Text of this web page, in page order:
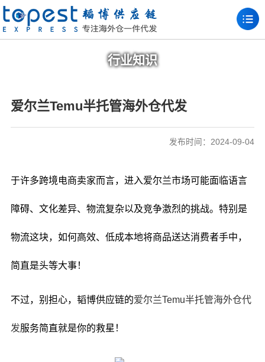
行业知识
爱尔兰Temu半托管海外仓代发
发布时间：2024-09-04
于许多跨境电商卖家而言，进入爱尔兰市场可能面临语言
障碍、文化差异、物流复杂以及竞争激烈的挑战。特别是
物流这块，如何高效、低成本地将商品送达消费者手中，
简直是头等大事！
不过，别担心，韬博供应链的爱尔兰Temu半托管海外仓代
发服务简直就是你的救星！